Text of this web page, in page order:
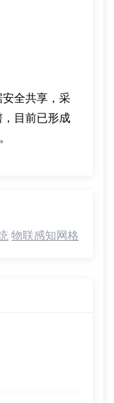
全共享，采
目前已形成
物联感知网格